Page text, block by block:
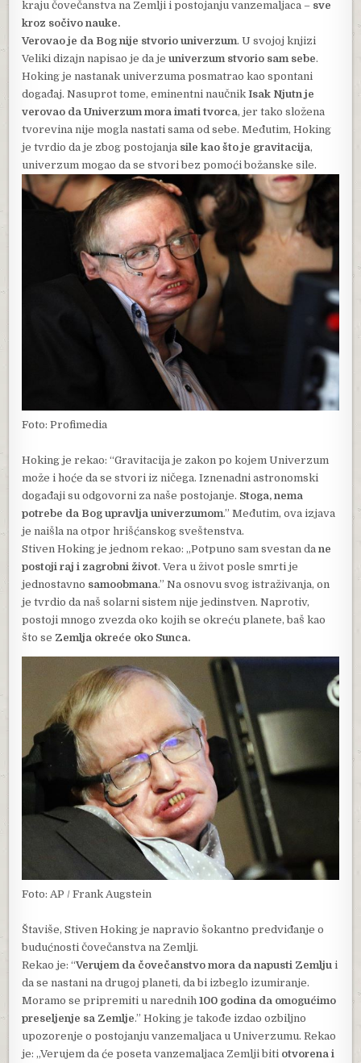
kraju čovečanstva na Zemlji i postojanju vanzemaljaca – sve
kroz sočivo nauke.
Verovao je da Bog nije stvorio univerzum. U svojoj knjizi
Veliki dizajn napisao je da jeuniverzum stvorio sam sebe.
Hoking je nastanak univerzuma posmatrao kao spontani
događaj. Nasuprot tome, eminentni naučnikIsak Njutn je
verovao da Univerzum mora imati tvorca, jer tako složena
tvorevina nije mogla nastati sama od sebe. Međutim, Hoking
je tvrdio da je zbog postojanja sile kao što je gravitacija,
univerzum mogao da se stvori bez pomoći božanske sile.
Foto: Profimedia
Hoking je rekao: “Gravitacija je zakon po kojem Univerzum
može i hoće da se stvori iz ničega. Iznenadni astronomski
događaji su odgovorni za naše postojanje. Stoga, nema
potrebe da Bog upravlja univerzumom.” Međutim, ova izjava
je naišla na otpor hrišćanskog sveštenstva.
Stiven Hoking je jednom rekao: „Potpuno sam svestan dane
postoji raj i zagrobni život. Vera u život posle smrti je
jednostavno samoobmana.” Na osnovu svog istraživanja, on
je tvrdio da naš solarni sistem nije jedinstven. Naprotiv,
postoji mnogo zvezda oko kojih se okreću planete, baš kao
što se Zemlja okreće oko Sunca.
Foto: AP / Frank Augstein
Štaviše, Stiven Hoking je napravio šokantno predviđanje o
budućnosti čovečanstva na Zemlji.
Rekao je: “Verujem da čovečanstvo mora da napusti Zemlju i
da se nastani na drugoj planeti, da bi izbeglo izumiranje.
Moramo se pripremiti u narednih100 godina da omogućimo
preseljenje sa Zemlje.” Hoking je takođe izdao ozbiljno
upozorenje o postojanju vanzemaljaca u Univerzumu. Rekao
je: „Verujem da će poseta vanzemaljaca Zemlji biti otvorena i